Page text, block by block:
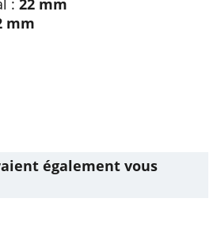
mm
:22 mm
également vous